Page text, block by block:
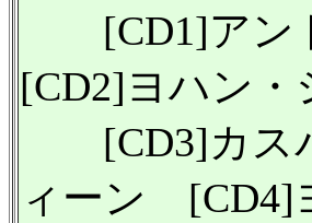
[CD1]アン
[CD2]ヨハン・
[CD3]カスパ
ィーン [CD4]